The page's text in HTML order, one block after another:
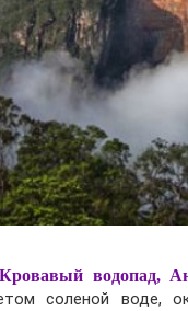
Кровавый водопад,
соленой воде,